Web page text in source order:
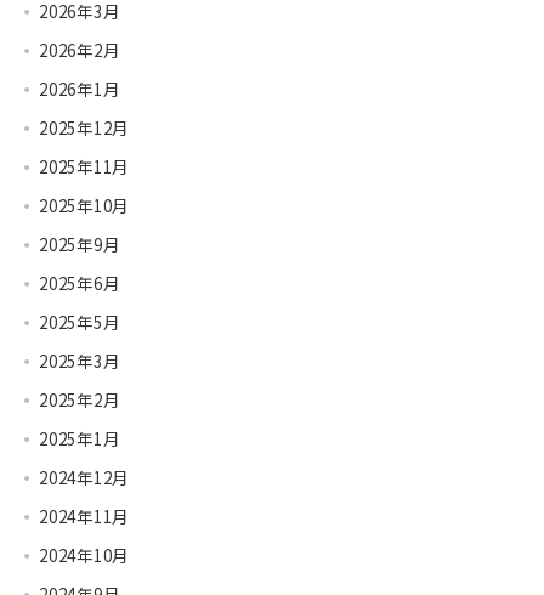
2026年3月
2026年2月
2026年1月
2025年12月
2025年11月
2025年10月
2025年9月
2025年6月
2025年5月
2025年3月
2025年2月
2025年1月
2024年12月
2024年11月
2024年10月